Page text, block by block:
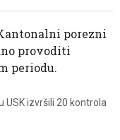
porezni
provoditi
periodu.
USK izvršili 20 kontrola